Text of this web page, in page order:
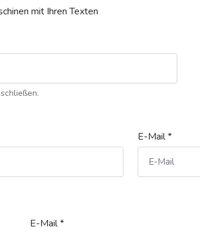
mit Ihren Texten
schließen.
E-Mail *
E-Mail *